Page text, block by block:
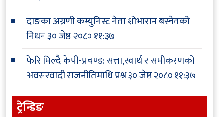
दाङका अग्रणी कम्युनिस्ट नेता शोभाराम बस्नेतको
निधन३० जेष्ठ २०८० ११:३७
फेरि मिल्दै केपी-प्रचण्ड: सत्ता,स्वार्थ र समीकरणको
अवसरवादी राजनीतिमाथि प्रश्न३० जेष्ठ २०८० ११:३७
ट्रेन्डिङ